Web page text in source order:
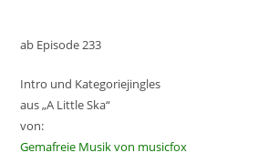
ab Episode 233
Intro und Kategoriejingles
aus „A Little Ska“
von:
Gemafreie Musik von musicfox